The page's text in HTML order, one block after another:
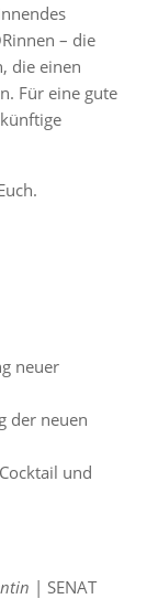
– die
die einen
Für eine gute
neuer
neuen
und
| SENAT